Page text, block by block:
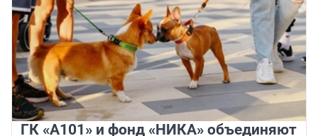
ГК «А101» и фонд «НИКА» объединяют